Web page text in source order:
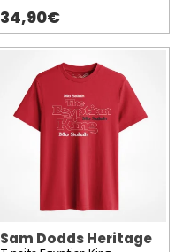
34,90€
Sam Dodds Heritage